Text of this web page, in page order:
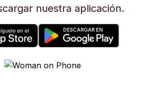
nuestra aplicación.